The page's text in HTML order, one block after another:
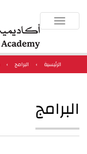
Toggle
navigation
الرئيسية › البرامج ›
البرامج